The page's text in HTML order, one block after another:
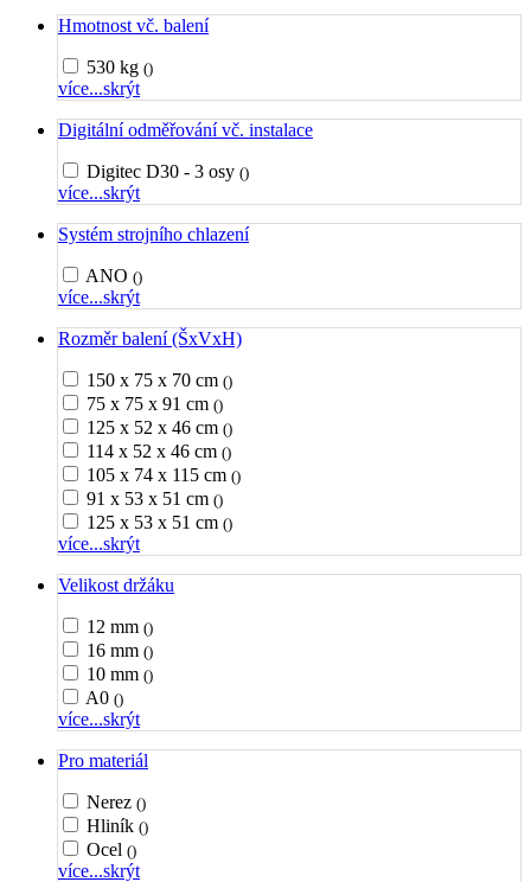
Hmotnost vč. balení
530 kg ()
více...skrýt
Digitální odměřování vč. instalace
Digitec D30 - 3 osy ()
více...skrýt
Systém strojního chlazení
ANO ()
více...skrýt
Rozměr balení (ŠxVxH)
150 x 75 x 70 cm ()
75 x 75 x 91 cm ()
125 x 52 x 46 cm ()
114 x 52 x 46 cm ()
105 x 74 x 115 cm ()
91 x 53 x 51 cm ()
125 x 53 x 51 cm ()
více...skrýt
Velikost držáku
12 mm ()
16 mm ()
10 mm ()
A0 ()
více...skrýt
Pro materiál
Nerez ()
Hliník ()
Ocel ()
více...skrýt